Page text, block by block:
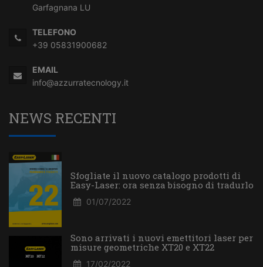
Garfagnana LU
TELEFONO
+39 05831900682
EMAIL
info@azzurratecnology.it
NEWS RECENTI
Sfogliate il nuovo catalogo prodotti di
Easy-Laser: ora senza bisogno di tradurlo
01/07/2022
Sono arrivati i nuovi emettitori laser per
misure geometriche XT20 e XT22
17/02/2022